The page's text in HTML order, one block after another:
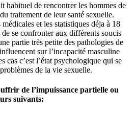
habituel de rencontrer les hommes de
traitement de leur santé sexuelle.
et les statistiques déja à 18
se confronter aux différents soucis
partie très petite des pathologies de
sur l’incapacité masculine
cas c’est l’état psychologique qui se
de la vie sexuelle.
de l’impuissance partielle ou
suivants: